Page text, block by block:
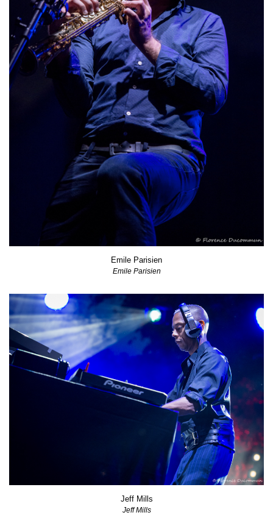
Emile Parisien
Emile Parisien
Jeff Mills
Jeff Mills